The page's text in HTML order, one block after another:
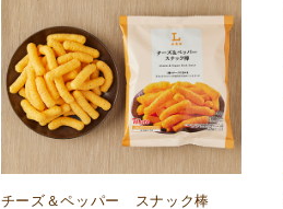
チーズ＆ペッパー スナック棒